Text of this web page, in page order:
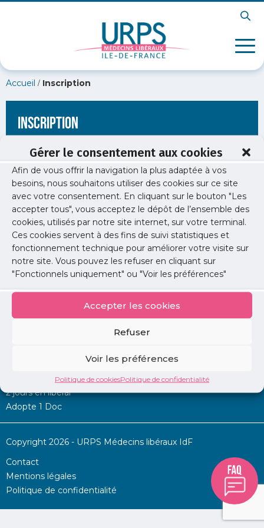
Gérer le consentement aux cookies
Afin de vous offrir la navigation la plus adaptée à vos
besoins, nous souhaitons utiliser des cookies sur ce site
avec votre consentement. En cliquant sur le bouton "Les
accepter tous", vous acceptez le dépôt de l’ensemble des
cookies, utilisés par notre site internet, sur votre terminal.
Ces cookies servent à des fins de suivi statistiques et
fonctionnement technique pour améliorer votre visite sur
notre site. Vous pouvez les refuser en cliquant sur
"Fonctionnels uniquement" ou "Voir les préférences"
Accepter les cookies
Refuser
Voir les préférences
Politique de cookiesPolitique de confidentialité
Accueil / Inscription
Inscription
[wppb-register form_name="inscription"
redirect_url="https://www.urps-med-idf.org/souffrance-au-
travail-fiches-pratiques-pour-le-medecin-liberal/urps-
souffrance-travail-fiche-orientation/"]
Permanence d’aide à l’installation
2 jours en libéral
Adopte 1 Doc
Copyright 2026 - URPS Médecins libéraux IdF
Contact
Mentions légales
Politique de confidentialité